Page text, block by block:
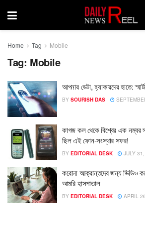
Home Tag Mobile
Tag: Mobile
আপনার ডেটা, হ্যাকারদের হাতে:
BY SOURISH DAS
কাগজ কল থেকে বিশ্বের এক নম্বর
ছিল এই ফোন-সংস্থার সফর!
BY EDITORIAL DESK JULY
করোনা আক্রান্তদের জন্য ভিডিও
আমরি হাসপাতাল
BY EDITORIAL DESK APRIL